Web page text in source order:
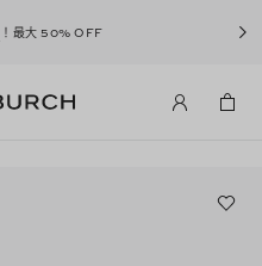
！最大 50% OFF